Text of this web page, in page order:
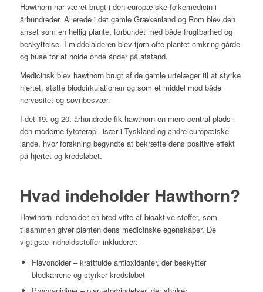
Hawthorn har været brugt i den europæiske folkemedicin i
århundreder. Allerede i det gamle Grækenland og Rom blev den
anset som en hellig plante, forbundet med både frugtbarhed og
beskyttelse. I middelalderen blev tjørn ofte plantet omkring gårde
og huse for at holde onde ånder på afstand.
Medicinsk blev hawthorn brugt af de gamle urtelæger til at styrke
hjertet, støtte blodcirkulationen og som et middel mod både
nervøsitet og søvnbesvær.
I det 19. og 20. århundrede fik hawthorn en mere central plads i
den moderne fytoterapi, især i Tyskland og andre europæiske
lande, hvor forskning begyndte at bekræfte dens positive effekt
på hjertet og kredsløbet.
Hvad indeholder Hawthorn?
Hawthorn indeholder en bred vifte af bioaktive stoffer, som
tilsammen giver planten dens medicinske egenskaber. De
vigtigste indholdsstoffer inkluderer:
Flavonoider – kraftfulde antioxidanter, der beskytter
blodkarrene og styrker kredsløbet